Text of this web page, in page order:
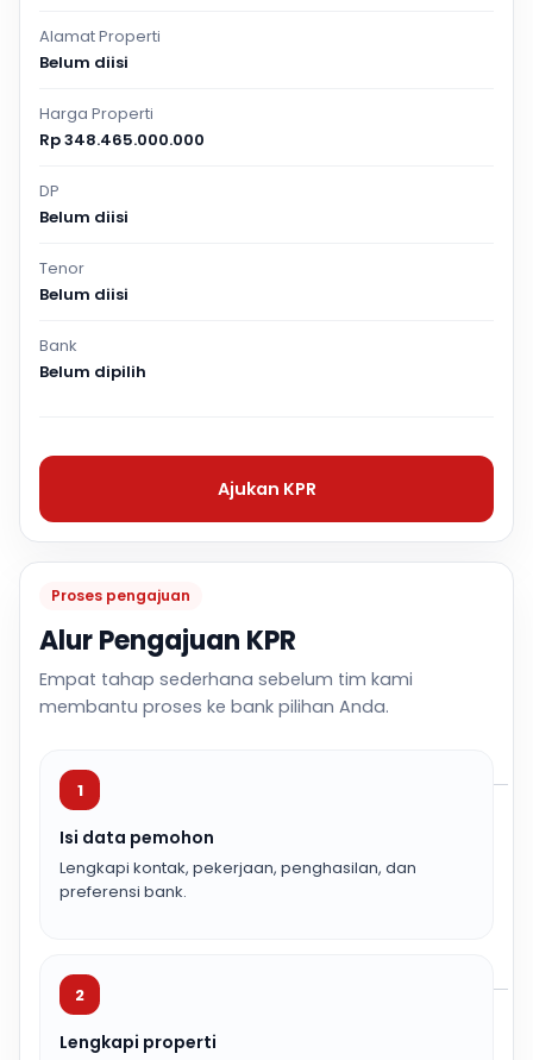
Proses pengajuan
Alur Pengajuan KPR
Empat tahap sederhana sebelum tim kami
membantu proses ke bank pilihan Anda.
1
Isi data pemohon
Lengkapi kontak, pekerjaan, penghasilan, dan
preferensi bank.
2
Lengkapi properti
Alamat Properti
Belum diisi
Harga Properti
Rp 348.465.000.000
DP
Belum diisi
Tenor
Belum diisi
Bank
Belum dipilih
Ajukan KPR